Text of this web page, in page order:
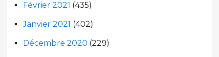
Février 2021 (435)
Janvier 2021 (402)
Décembre 2020 (229)